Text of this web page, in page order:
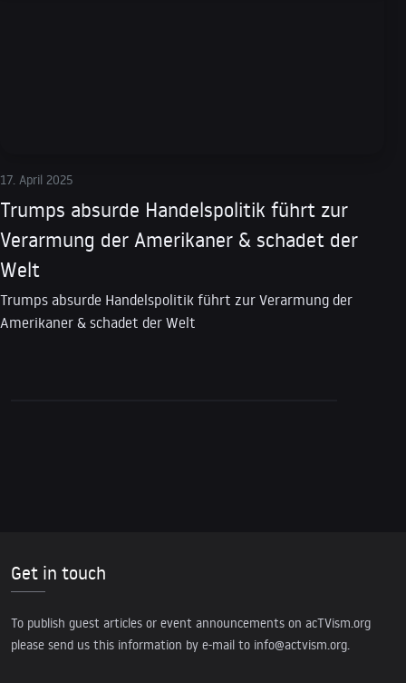
17. April 2025
Trumps absurde Handelspolitik führt zur
Verarmung der Amerikaner & schadet der
Welt
Trumps absurde Handelspolitik führt zur Verarmung der
Amerikaner & schadet der Welt
Get in touch
To publish guest articles or event announcements on acTVism.org
please send us this information by e-mail to info@actvism.org.